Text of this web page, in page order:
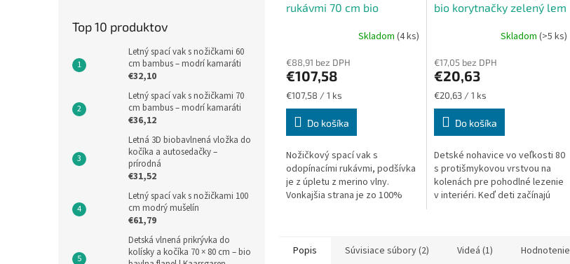
Top 10 produktov
Letný spací vak s nožičkami 60
cm bambus – modrí kamaráti
€32,10
Letný spací vak s nožičkami 70
cm bambus – modrí kamaráti
€36,12
Letná 3D biobavlnená vložka do
kočíka a autosedačky –
prírodná
€31,52
Letný spací vak s nožičkami 100
cm modrý mušelín
€61,79
Detská vlnená prikrývka do
kolísky a kočíka 70 × 80 cm – bio
rukávmi 70 cm bio
Skladom (4 ks)
€88,91 bez DPH
€107,58
Jednotková
cena:
€107,58 / 1 ks
Do košíka
Nožičkový spací vak s
odopínacími rukávmi, podšívka
je z úpletu z merino vlny.
Vonkajšia strana je zo 100%
bio korytnačky zelený lem
Skladom (>5 ks)
€17,05 bez DPH
€20,63
Jednotková
cena:
€20,63 / 1 ks
Do košíka
Detské nohavice vo veľkosti 80
s protišmykovou vrstvou na
kolenách pre pohodlné lezenie
v interiéri. Keď deti začínajú
Popis Súvisiace súbory (2) Videá (1) Hodnotenie